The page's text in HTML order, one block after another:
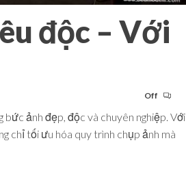
độc – Với
Off
ảnh đẹp, độc và chuyên nghiệp. Với
chỉ tối ưu hóa quy trình chụp ảnh mà